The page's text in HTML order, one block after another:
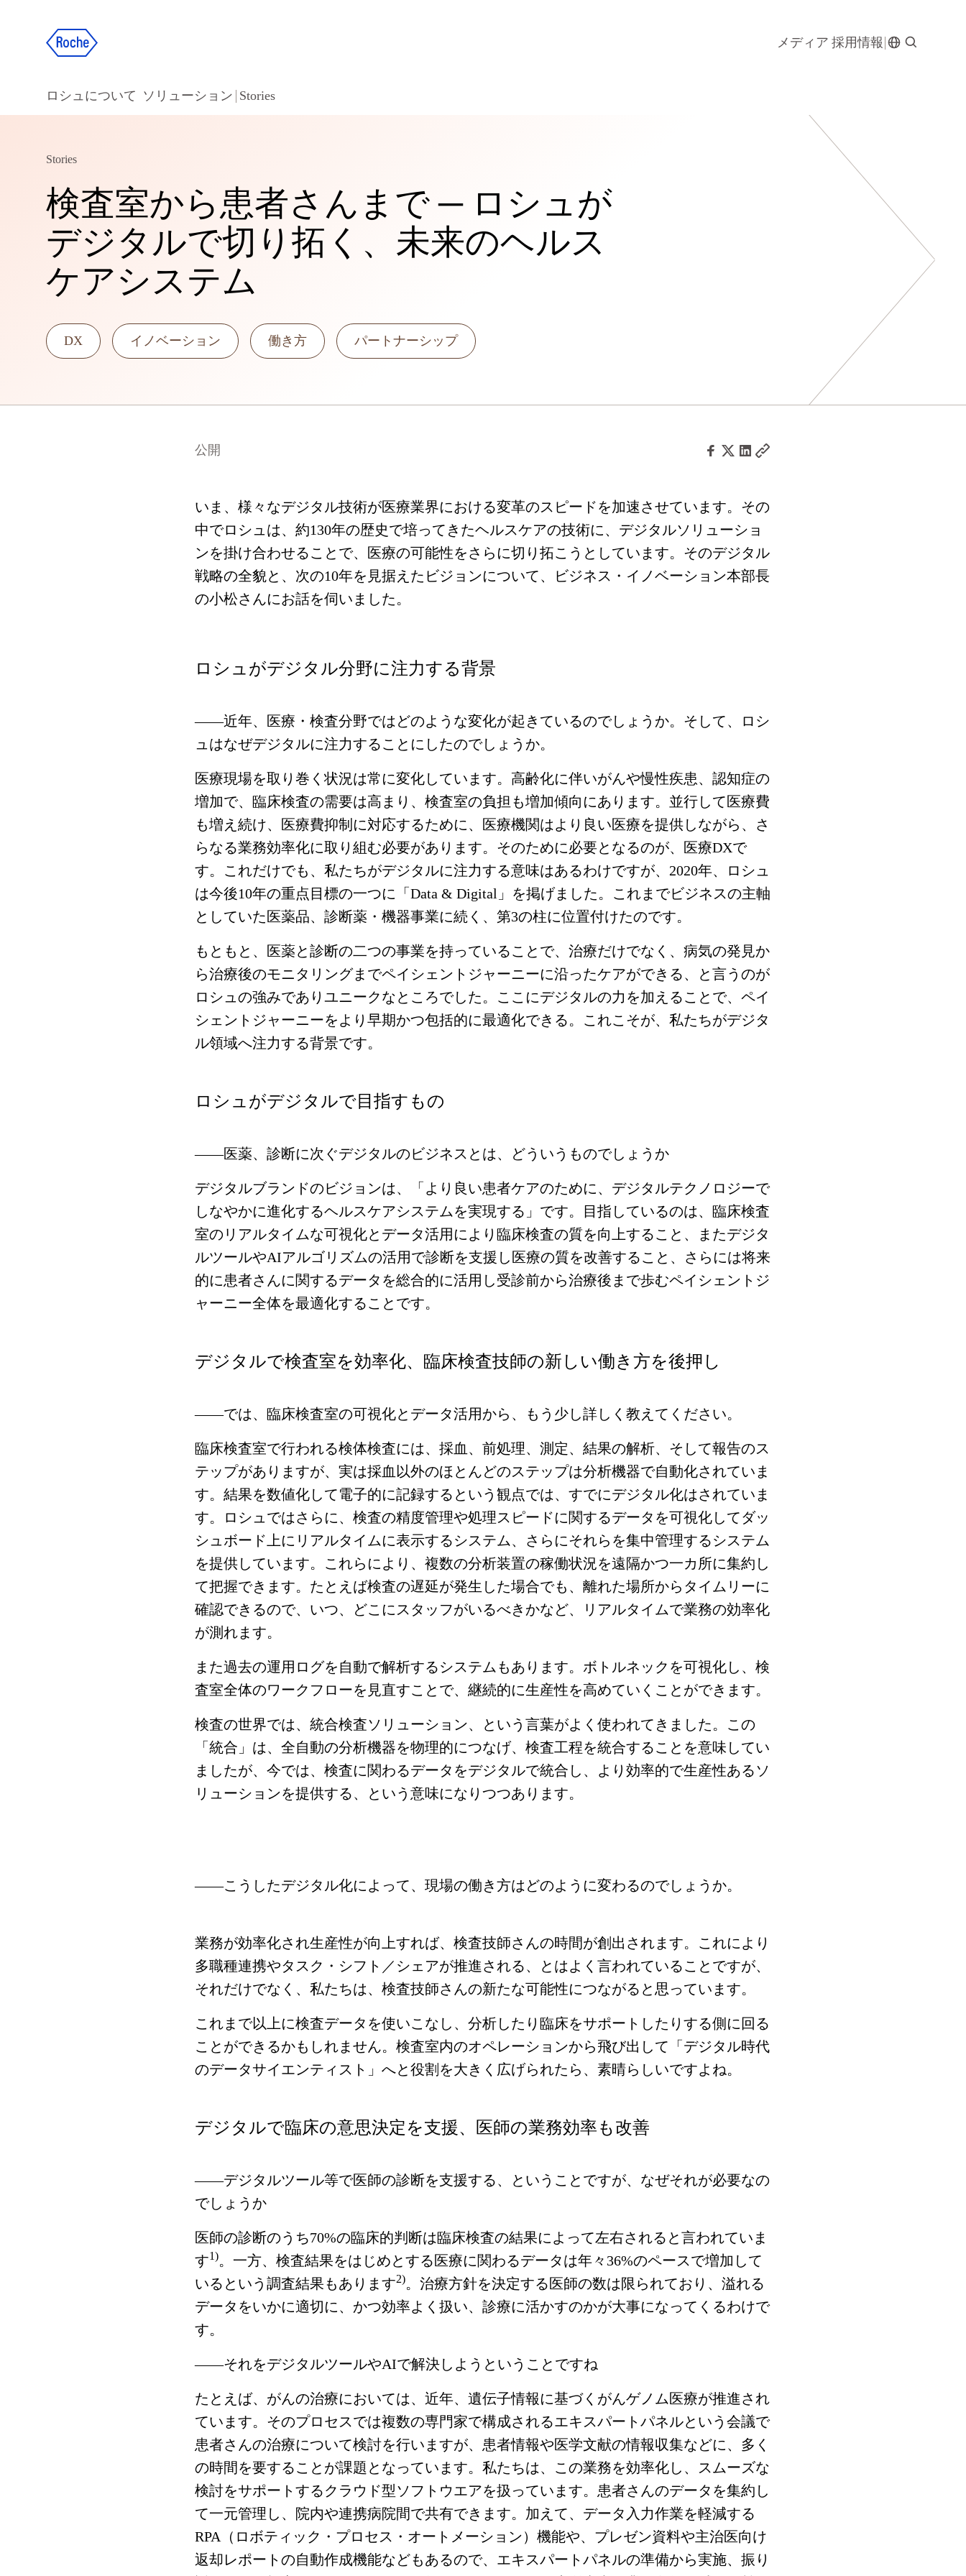
メディア 採用情報
ロシュについて ソリューション Stories
Stories
検査室から患者さんまで ─ ロシュが
デジタルで切り拓く、未来のヘルス
ケアシステム
DX イノベーション 働き方 パートナーシップ
公開
いま、様々なデジタル技術が医療業界における変革のスピードを加速させています。その
中でロシュは、約130年の歴史で培ってきたヘルスケアの技術に、デジタルソリューショ
ンを掛け合わせることで、医療の可能性をさらに切り拓こうとしています。そのデジタル
戦略の全貌と、次の10年を見据えたビジョンについて、ビジネス・イノベーション本部長
の小松さんにお話を伺いました。
ロシュがデジタル分野に注力する背景
――近年、医療・検査分野ではどのような変化が起きているのでしょうか。そして、ロシ
ュはなぜデジタルに注力することにしたのでしょうか。
医療現場を取り巻く状況は常に変化しています。高齢化に伴いがんや慢性疾患、認知症の
増加で、臨床検査の需要は高まり、検査室の負担も増加傾向にあります。並行して医療費
も増え続け、医療費抑制に対応するために、医療機関はより良い医療を提供しながら、さ
らなる業務効率化に取り組む必要があります。そのために必要となるのが、医療DXで
す。これだけでも、私たちがデジタルに注力する意味はあるわけですが、2020年、ロシュ
は今後10年の重点目標の一つに「Data & Digital」を掲げました。これまでビジネスの主軸
としていた医薬品、診断薬・機器事業に続く、第3の柱に位置付けたのです。
もともと、医薬と診断の二つの事業を持っていることで、治療だけでなく、病気の発見か
ら治療後のモニタリングまでペイシェントジャーニーに沿ったケアができる、と言うのが
ロシュの強みでありユニークなところでした。ここにデジタルの力を加えることで、ペイ
シェントジャーニーをより早期かつ包括的に最適化できる。これこそが、私たちがデジタ
ル領域へ注力する背景です。
ロシュがデジタルで目指すもの
――医薬、診断に次ぐデジタルのビジネスとは、どういうものでしょうか
デジタルブランドのビジョンは、「より良い患者ケアのために、デジタルテクノロジーで
しなやかに進化するヘルスケアシステムを実現する」です。目指しているのは、臨床検査
室のリアルタイムな可視化とデータ活用により臨床検査の質を向上すること、またデジタ
ルツールやAIアルゴリズムの活用で診断を支援し医療の質を改善すること、さらには将来
的に患者さんに関するデータを総合的に活用し受診前から治療後まで歩むペイシェントジ
ャーニー全体を最適化することです。
デジタルで検査室を効率化、臨床検査技師の新しい働き方を後押し
――では、臨床検査室の可視化とデータ活用から、もう少し詳しく教えてください。
臨床検査室で行われる検体検査には、採血、前処理、測定、結果の解析、そして報告のス
テップがありますが、実は採血以外のほとんどのステップは分析機器で自動化されていま
す。結果を数値化して電子的に記録するという観点では、すでにデジタル化はされていま
す。ロシュではさらに、検査の精度管理や処理スピードに関するデータを可視化してダッ
シュボード上にリアルタイムに表示するシステム、さらにそれらを集中管理するシステム
を提供しています。これらにより、複数の分析装置の稼働状況を遠隔かつ一カ所に集約し
て把握できます。たとえば検査の遅延が発生した場合でも、離れた場所からタイムリーに
確認できるので、いつ、どこにスタッフがいるべきかなど、リアルタイムで業務の効率化
が測れます。
また過去の運用ログを自動で解析するシステムもあります。ボトルネックを可視化し、検
査室全体のワークフローを見直すことで、継続的に生産性を高めていくことができます。
検査の世界では、統合検査ソリューション、という言葉がよく使われてきました。この
「統合」は、全自動の分析機器を物理的につなげ、検査工程を統合することを意味してい
ましたが、今では、検査に関わるデータをデジタルで統合し、より効率的で生産性あるソ
リューションを提供する、という意味になりつつあります。
――こうしたデジタル化によって、現場の働き方はどのように変わるのでしょうか。
業務が効率化され生産性が向上すれば、検査技師さんの時間が創出されます。これにより
多職種連携やタスク・シフト／シェアが推進される、とはよく言われていることですが、
それだけでなく、私たちは、検査技師さんの新たな可能性につながると思っています。
これまで以上に検査データを使いこなし、分析したり臨床をサポートしたりする側に回る
ことができるかもしれません。検査室内のオペレーションから飛び出して「デジタル時代
のデータサイエンティスト」へと役割を大きく広げられたら、素晴らしいですよね。
デジタルで臨床の意思決定を支援、医師の業務効率も改善
――デジタルツール等で医師の診断を支援する、ということですが、なぜそれが必要なの
でしょうか
医師の診断のうち70%の臨床的判断は臨床検査の結果によって左右されると言われていま
す1)。一方、検査結果をはじめとする医療に関わるデータは年々36%のペースで増加して
いるという調査結果もあります2)。治療方針を決定する医師の数は限られており、溢れる
データをいかに適切に、かつ効率よく扱い、診療に活かすのかが大事になってくるわけで
す。
――それをデジタルツールやAIで解決しようということですね
たとえば、がんの治療においては、近年、遺伝子情報に基づくがんゲノム医療が推進され
ています。そのプロセスでは複数の専門家で構成されるエキスパートパネルという会議で
患者さんの治療について検討を行いますが、患者情報や医学文献の情報収集などに、多く
の時間を要することが課題となっています。私たちは、この業務を効率化し、スムーズな
検討をサポートするクラウド型ソフトウエアを扱っています。患者さんのデータを集約し
て一元管理し、院内や連携病院間で共有できます。加えて、データ入力作業を軽減する
RPA（ロボティック・プロセス・オートメーション）機能や、プレゼン資料や主治医向け
返却レポートの自動作成機能などもあるので、エキスパートパネルの準備から実施、振り